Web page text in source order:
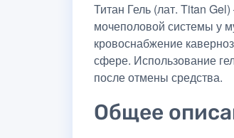
Титан Гель (лат. Titan
мочеполовой системы у
кровоснабжение
сфере. Использование
после отмены средства.
Общее